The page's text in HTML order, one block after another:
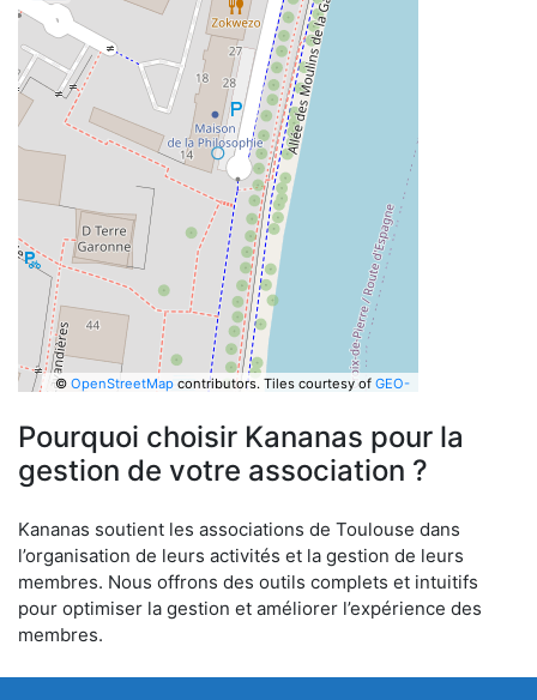
© OpenStreetMapcontributors. Tiles courtesy of GEO-
Pourquoi choisir Kananas pour la
gestion de votre association ?
Kananas soutient les associations de Toulouse dans
l’organisation de leurs activités et la gestion de leurs
membres. Nous offrons des outils complets et intuitifs
pour optimiser la gestion et améliorer l’expérience des
membres.